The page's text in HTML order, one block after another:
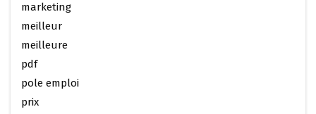
marketing
meilleur
meilleure
pdf
pole emploi
prix